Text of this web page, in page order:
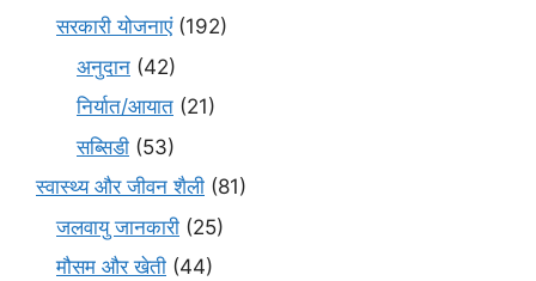
सरकारी योजनाएं(192)
अनुदान (42)
निर्यात/आयात (21)
सब्सिडी (53)
स्वास्थ्य और जीवन शैली (81)
जलवायु जानकारी (25)
मौसम और खेती (44)